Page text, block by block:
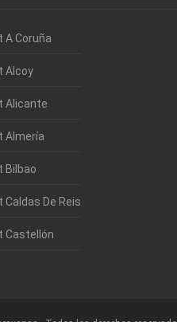
Coruña
Alcoy
Alicante
Almería
Bilbao
De Reis
Castellón